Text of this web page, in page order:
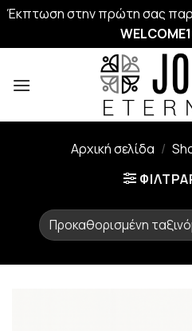
Έκπτωση στην πρώτη σας
content
Αρχική σελίδα /